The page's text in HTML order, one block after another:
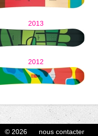
2013
2012
© 2026 nous contacter